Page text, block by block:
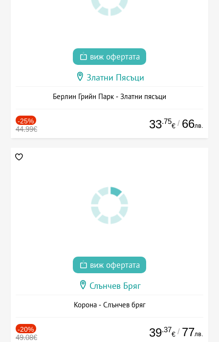
виж офертата
Златни Пясъци
Берлин Грийн Парк - Златни пясъци
-25%
44.99€ 33.75
€ / 66лв.
виж офертата
Слънчев Бряг
Корона - Слънчев бряг
-20%
49.08€ 39.37
€ / 77лв.